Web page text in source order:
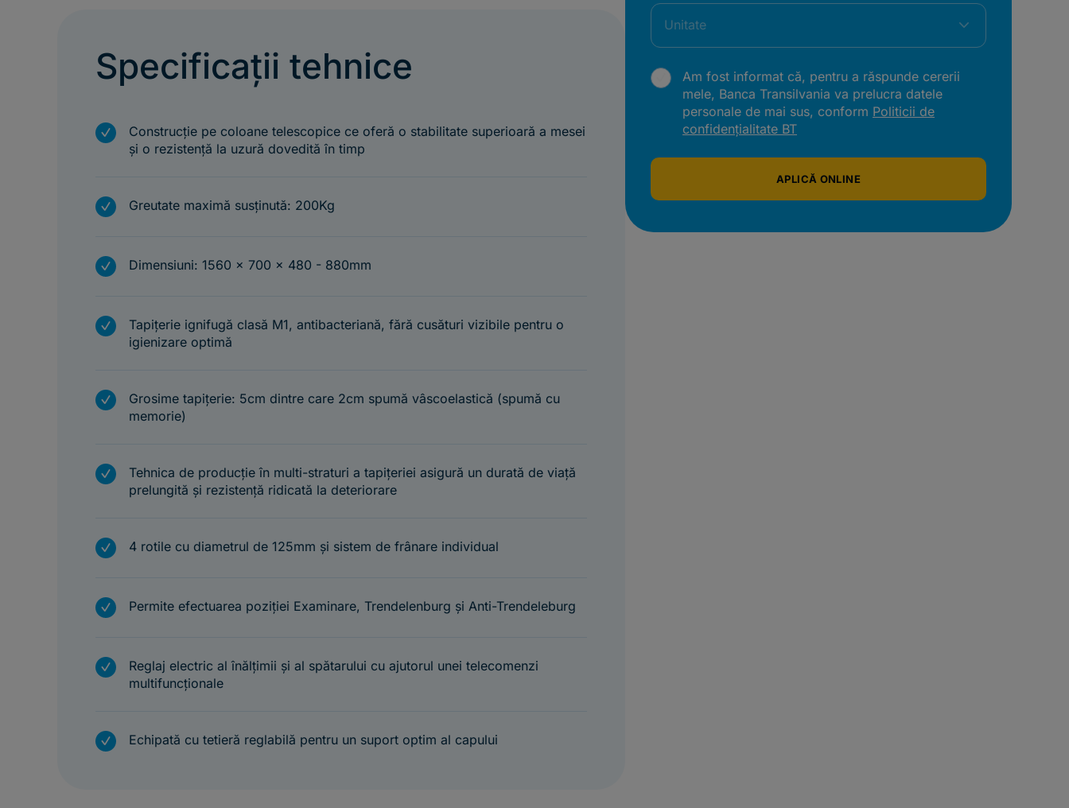
Specificații tehnice
m
Construcție pe coloane telescopice ce oferă o stabilitate superioară a mesei
și o rezistență la uzură dovedită în timp
m Greutate maximă susținută: 200Kg
m Dimensiuni: 1560 x 700 x 480 - 880mm
m
Tapițerie ignifugă clasă M1, antibacteriană, fără cusături vizibile pentru o
igienizare optimă
m
Grosime tapițerie: 5cm dintre care 2cm spumă vâscoelastică (spumă cu
memorie)
m
Tehnica de producție în multi-straturi a tapițeriei asigură un durată de viață
prelungită și rezistență ridicată la deteriorare
m 4 rotile cu diametrul de 125mm și sistem de frânare individual
m Permite efectuarea poziției Examinare, Trendelenburg și Anti-Trendeleburg
m
Reglaj electric al înălțimii și al spătarului cu ajutorul unei telecomenzi
multifuncționale
m Echipată cu tetieră reglabilă pentru un suport optim al capului
Unitate
Am fost informat că, pentru a răspunde cererii
mele, Banca Transilvania va prelucra datele
personale de mai sus, conform Politicii de
confidențialitate BT
APLICĂ ONLINE